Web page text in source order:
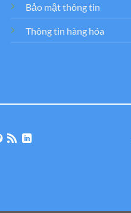
Bảo mật thông tin
Thông tin hàng hóa